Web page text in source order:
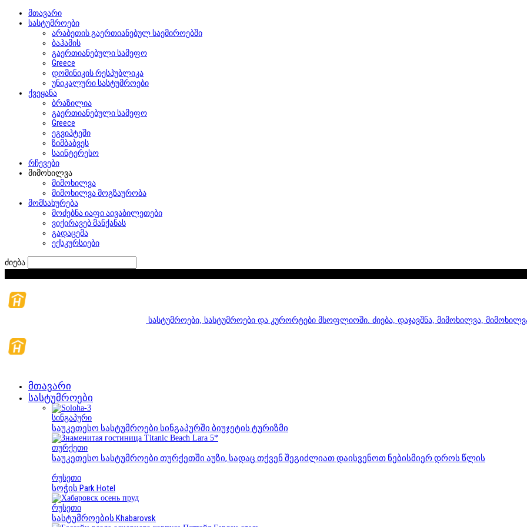
მთავარი
სასტუმროები
არაბეთის გაერთიანებულ საემიროებში
ბაჰამის
გაერთიანებული სამეფო
Greece
დომინიკის რესპუბლიკა
უნიკალური სასტუმროები
ქვეყანა
ბრაზილია
გაერთიანებული სამეფო
Greece
ეგვიპტეში
ზიმბაბვეს
საინტერესო
რჩევები
მიმოხილვა
მიმოხილვა
მიმოხილვა მოგზაურობა
მომსახურება
მოძებნა იაფი აივაბილეთები
ვიქირავებ მანქანას
გადაცემა
ექსკურსიები
ძიება
სასტუმროები, სასტუმროები და კურორტები მსოფლიოში. ძიება, დაჯავშნა, მიმოხილვა,
მთავარი
სასტუმროები
სინგაპური
საუკეთესო სასტუმროები სინგაპურში ბიუჯეტის ტურიზმი
თურქეთი
საუკეთესო სასტუმროები თურქეთში აუზი, სადაც თქვენ შეგიძლიათ დაისვენოთ ნებისმიერ დროს წლის
რუსეთი
სოჭის Park Hotel
რუსეთი
სასტუმროების Khabarovsk